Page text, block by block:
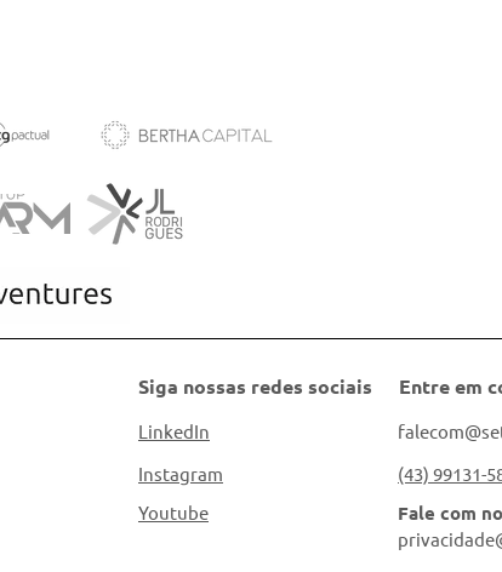
Siga nossas redes sociais
LinkedIn
Instagram
Youtube
Entre em
(43) 99131-
Fale com